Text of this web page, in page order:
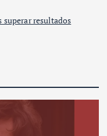
superar resultados